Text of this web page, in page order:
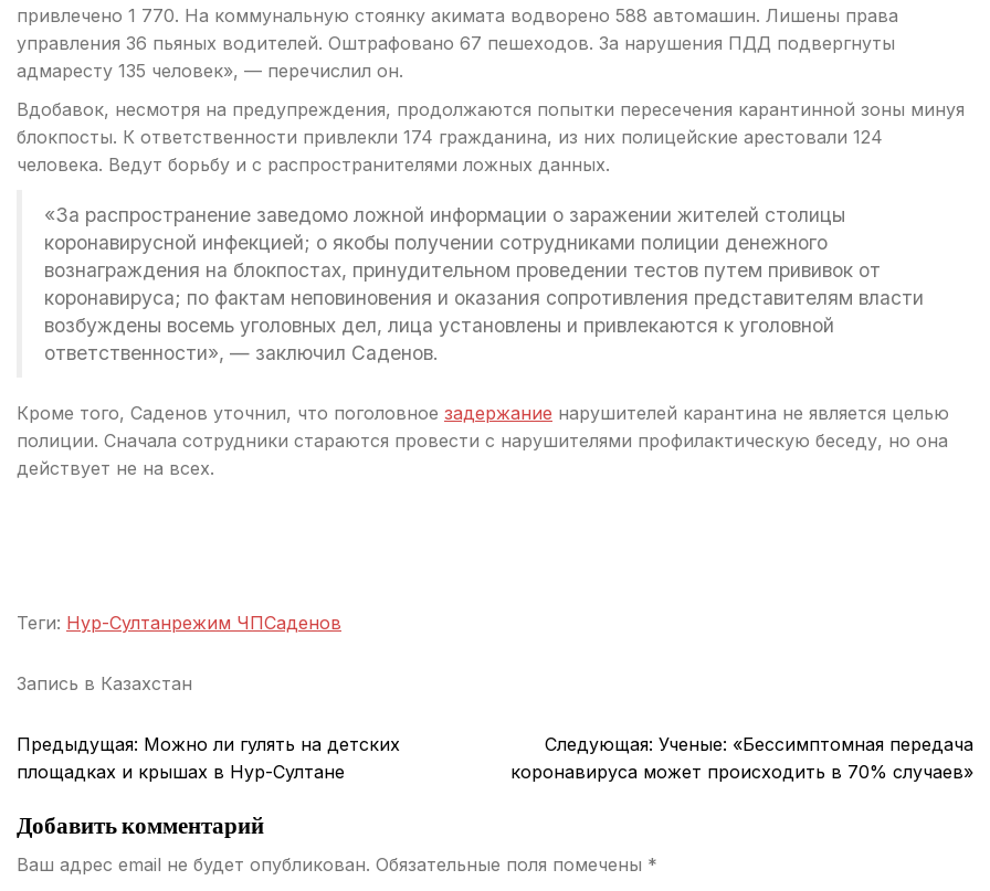
привлечено 1 770. На коммунальную стоянку акимата водворено 588 автомашин. Лишены права
управления 36 пьяных водителей. Оштрафовано 67 пешеходов. За нарушения ПДД подвергнуты
адмаресту 135 человек», — перечислил он.
Вдобавок, несмотря на предупреждения, продолжаются попытки пересечения карантинной зоны минуя
блокпосты. К ответственности привлекли 174 гражданина, из них полицейские арестовали 124
человека. Ведут борьбу и с распространителями ложных данных.
«За распространение заведомо ложной информации о заражении жителей столицы
коронавирусной инфекцией; о якобы получении сотрудниками полиции денежного
вознаграждения на блокпостах, принудительном проведении тестов путем прививок от
коронавируса; по фактам неповиновения и оказания сопротивления представителям власти
возбуждены восемь уголовных дел, лица установлены и привлекаются к уголовной
ответственности», — заключил Саденов.
Кроме того, Саденов уточнил, что поголовное задержание нарушителей карантина не является целью
полиции. Сначала сотрудники стараются провести с нарушителями профилактическую беседу, но она
действует не на всех.
Теги: Нур-Султанрежим ЧПСаденов
Запись в Казахстан
Навигация
по
Предыдущая: Можно ли гулять на детских
площадках и крышах в Нур-Султане
Следующая: Ученые: «Бессимптомная передача
коронавируса может происходить в 70% случаев»
Добавить комментарий
Ваш адрес email не будет опубликован. Обязательные поля помечены *